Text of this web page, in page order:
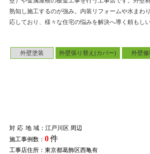
外壁塗装 外壁張り替え(カバー) 外壁修
対応地域：江戸川区 周辺
施工事例数： 0件
工事店住所：東京都葛飾区西亀有
熟知し施工するのが強み。内装リフォームや水まわ
応しており、様々な住宅の悩みを解決へ導く頼もしい